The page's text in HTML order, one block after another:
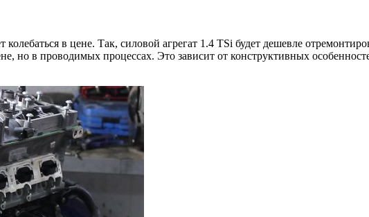
колебаться в цене. Так, силовой агрегат 1.4 TSi будет дешевле
но в проводимых процессах. Это зависит от конструктивных